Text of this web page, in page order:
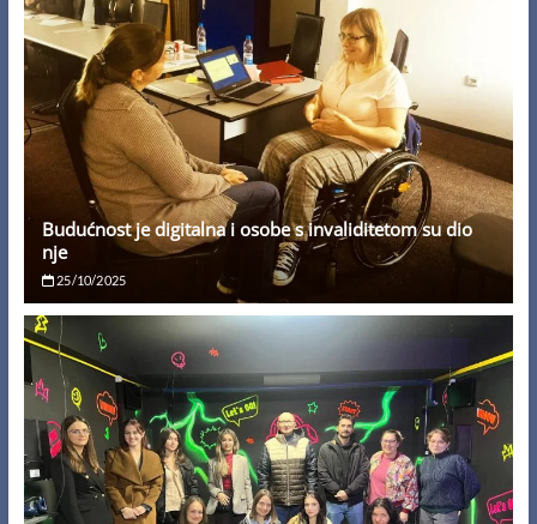
Budućnost je digitalna i osobe s invaliditetom su dio
nje
25/10/2025